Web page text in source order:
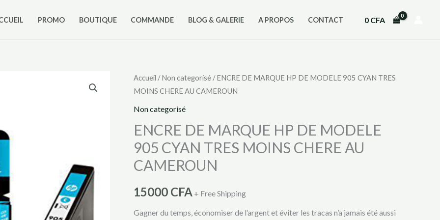
PROMO BOUTIQUE COMMANDE BLOG & GALERIE A PROPOS CONTACT 0 CFA
Accueil /Non categorisé / ENCRE DE MARQUE HP DE MODELE 905 CYAN TRES
MOINS CHERE AU CAMEROUN
Non categorisé
ENCRE DE MARQUE HP DE MODELE
905 CYAN TRES MOINS CHERE AU
CAMEROUN
15000 CFA + Free Shipping
Gagner du temps, économiser de l’argent et éviter les tracas n’a jamais été aussi
quantité
de
ENCRE
MARQUE
HP
DE
905